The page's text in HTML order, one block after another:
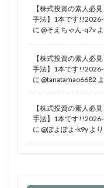
【株式投資の素人必
手法】1本です
に @そえちゃん-q7v
【株式投資の素人必
手法】1本です
に @tanatamao6682
【株式投資の素人必
手法】1本です
に @ぽよぽよ-k9y より